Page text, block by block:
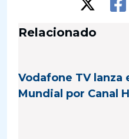
Relacionado
Vodafone TV lanza
Mundial por Canal